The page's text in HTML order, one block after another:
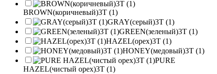
BROWN(коричневый)3T (1)
GRAY(серый)3T (1)
GREEN(зеленый)3T (1)
HAZEL(орех)3T (1)
HONEY(медовый)3T (1)
PURE
HAZEL(чистый орех)3T (1)